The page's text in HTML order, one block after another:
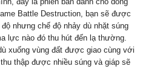
Battle Destruction, bạn sẽ được
nhưng chế độ nhảy dù nhặt súng
lực nào đó thu hút đến lạ thường.
xuống vùng đất được giao cùng với
thập được nhiều súng và giáp sẽ